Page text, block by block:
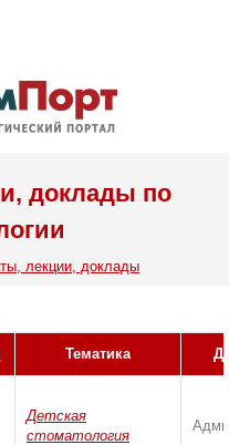
доклады по
лекции, доклады
Тематика
Детская
стоматология